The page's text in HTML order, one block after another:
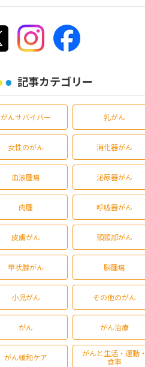
記事カテゴリー
がんサバイバー 乳がん
女性のがん 消化器がん
血液腫瘍 泌尿器がん
肉腫 呼吸器がん
皮膚がん 頭頸部がん
甲状腺がん 脳腫瘍
小児がん その他のがん
がん がん治療
がん緩和ケア
がんと生活・運動・
食事